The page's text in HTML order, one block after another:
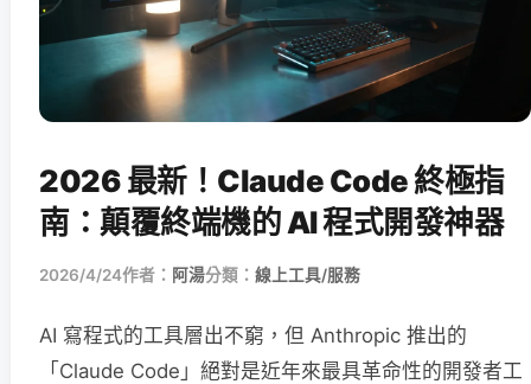
2026 最新！Claude Code 終極指
南：顛覆終端機的 AI 程式開發神器
2026/4/24作者： 阿湯分類： 線上工具/服務
AI 寫程式的工具層出不窮，但 Anthropic 推出的
「Claude Code」絕對是近年來最具革命性的開發者工